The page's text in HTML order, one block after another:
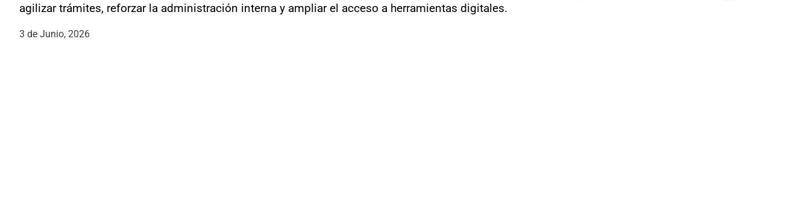
agilizar trámites, reforzar la administración interna y ampliar el acceso a herramientas digitales.
3 de Junio, 2026